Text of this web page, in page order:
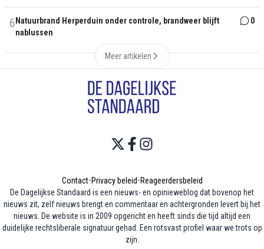
6 Natuurbrand Herperduin onder controle, brandweer blijft
nablussen
0
Meer artikelen
Contact•Privacy beleid•Reageerdersbeleid
De Dagelijkse Standaard is een nieuws- en opinieweblog dat bovenop het
nieuws zit, zelf nieuws brengt en commentaar en achtergronden levert bij het
nieuws. De website is in 2009 opgericht en heeft sinds die tijd altijd een
duidelijke rechtsliberale signatuur gehad. Een rotsvast profiel waar we trots op
zijn.